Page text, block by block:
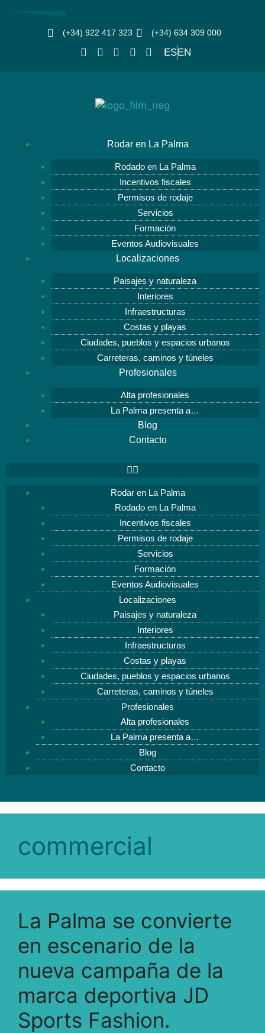
(+34) 922 417 323 (+34) 634 309 000
ESEN
Rodar en La Palma
Rodado en La Palma
Incentivos fiscales
Permisos de rodaje
Servicios
Formación
Eventos Audiovisuales
Localizaciones
Paisajes y naturaleza
Interiores
Infraestructuras
Costas y playas
Ciudades, pueblos y espacios urbanos
Carreteras, caminos y túneles
Profesionales
Alta profesionales
La Palma presenta a…
Blog
Contacto
Rodar en La Palma
Rodado en La Palma
Incentivos fiscales
Permisos de rodaje
Servicios
Formación
Eventos Audiovisuales
Localizaciones
Paisajes y naturaleza
Interiores
Infraestructuras
Costas y playas
Ciudades, pueblos y espacios urbanos
Carreteras, caminos y túneles
Profesionales
Alta profesionales
La Palma presenta a…
Blog
Contacto
commercial
La Palma se convierte
en escenario de la
nueva campaña de la
marca deportiva JD
Sports Fashion.